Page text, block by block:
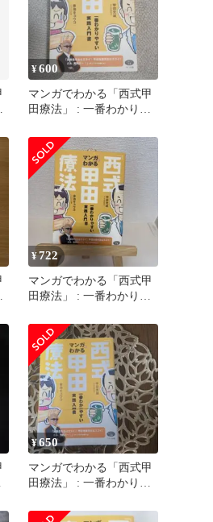
¥600
マンガでわかる「西式甲
田療法」 : 一番わかりや
¥722
マンガでわかる「西式甲
田療法」 : 一番わかりや
¥650
マンガでわかる「西式甲
田療法」 : 一番わかりや